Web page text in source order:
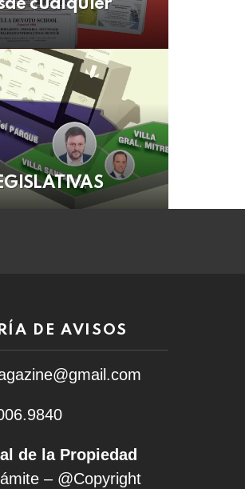
cualquier
DE AVISOS
de la Propiedad
– @Copyright